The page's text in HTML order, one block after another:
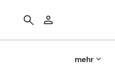
mehr